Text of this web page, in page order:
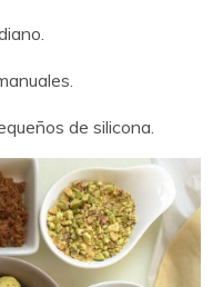
de silicona.